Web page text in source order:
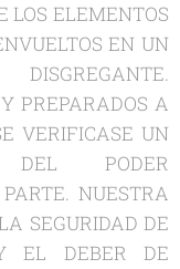
LOS ELEMENTOS
EN UN
PREPARADOS A
VERIFICASE UN
DEL PODER
NUESTRA
SEGURIDAD DE
EL DEBER DE